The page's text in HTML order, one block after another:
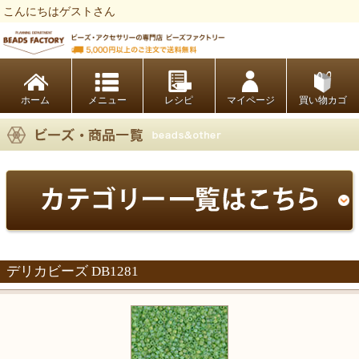
こんにちはゲストさん
ホーム レシピ マイページ 買い物カゴ
デリカビーズ DB1281